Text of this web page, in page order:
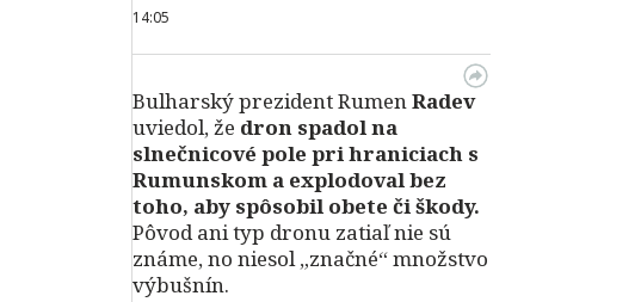
14:05
Bulharský prezident RumenRadev
uviedol, že dron spadol na
slnečnicové pole pri hraniciach s
Rumunskom a explodoval bez
toho, aby spôsobil obete či škody.
Pôvod ani typ dronu zatiaľ nie sú
známe, no niesol „značné“ množstvo
výbušnín.